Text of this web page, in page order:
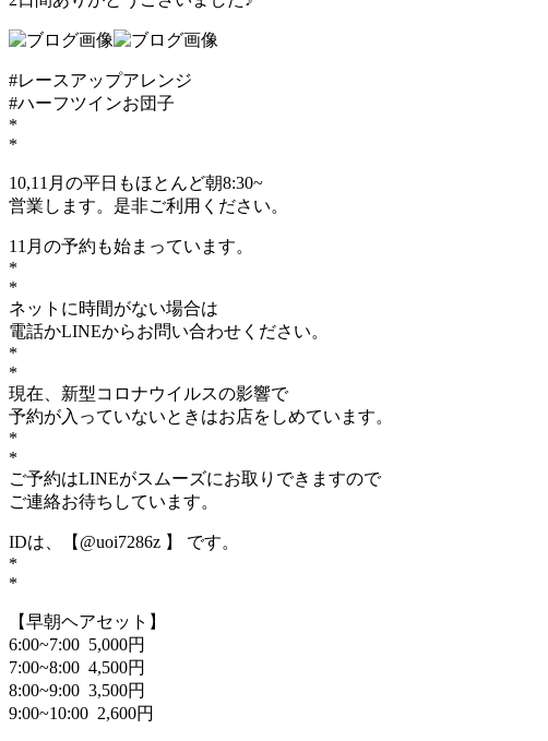
#レースアップアレンジ
#ハーフツインお団子
*
*
10,11月の平日もほとんど朝8:30~
営業します。是非ご利用ください。
11月の予約も始まっています。
*
*
ネットに時間がない場合は
電話かLINEからお問い合わせください。
*
*
現在、新型コロナウイルスの影響で
予約が入っていないときはお店をしめています。
*
*
ご予約はLINEがスムーズにお取りできますので
ご連絡お待ちしています。
IDは、【@uoi7286z 】 です。
*
*
【早朝ヘアセット】
6:00~7:00 5,000円
7:00~8:00 4,500円
8:00~9:00 3,500円
9:00~10:00 2,600円